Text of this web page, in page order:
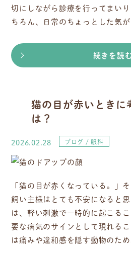
切にしながら診療を行ってまい
ちろん、日常のちょっとした気
続きを読
猫の目が赤いときに
は？
2026.02.28 ブログ 眼科
「猫の目が赤くなっている。」
飼い主様はとても不安になると
は、軽い刺激で一時的に起こる
要な病気のサインとして現れる
は痛みや違和感を隠す動物のた